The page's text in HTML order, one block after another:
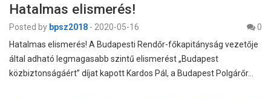
Hatalmas elismerés!
Posted by bpsz2018 - 2020-05-16
0
Hatalmas elismerés! A Budapesti Rendőr-főkapitányság vezetője
által adható legmagasabb szintű elismerést „Budapest
közbiztonságáért” díjat kapott Kardos Pál, a Budapest Polgárőr…